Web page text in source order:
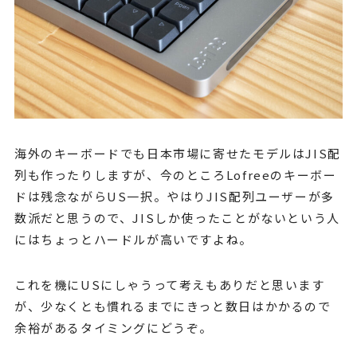
海外のキーボードでも日本市場に寄せたモデルはJIS配
列も作ったりしますが、今のところLofreeのキーボー
ドは残念ながらUS一択。やはりJIS配列ユーザーが多
数派だと思うので、JISしか使ったことがないという人
にはちょっとハードルが高いですよね。
これを機にUSにしゃうって考えもありだと思います
が、少なくとも慣れるまでにきっと数日はかかるので
余裕があるタイミングにどうぞ。